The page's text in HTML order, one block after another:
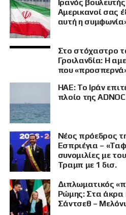
Ιρανός
Αμερικανοί σας
αυτή η
Στο στόχαστρο
Γροιλανδία: Η
που «προσπερνά»
ΗΑΕ: Το Ιράν
πλοίο της
Νέος πρόεδρος
Εσπριέγια –
συνομιλίες με
Τραμπ με 1 δισ.
Διπλωματικός
Ρώμης: Στα άκρα
Σάντσεθ –